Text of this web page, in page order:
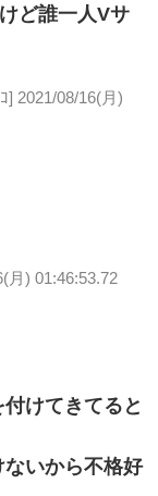
ど誰一人Vサ
] 2021/08/16(月)
月) 01:46:53.72
けてきてると
いから不格好